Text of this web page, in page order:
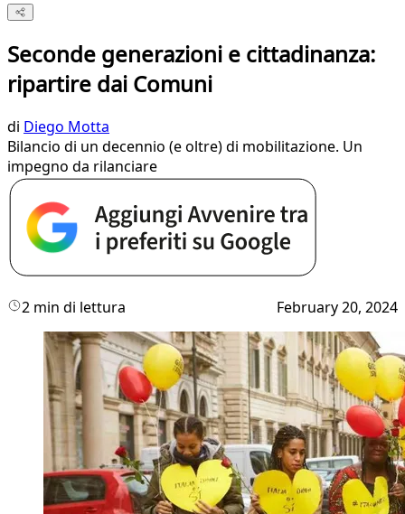
Seconde generazioni e cittadinanza:
ripartire dai Comuni
di Diego Motta
Bilancio di un decennio (e oltre) di mobilitazione. Un
impegno da rilanciare
2 min di lettura February 20, 2024